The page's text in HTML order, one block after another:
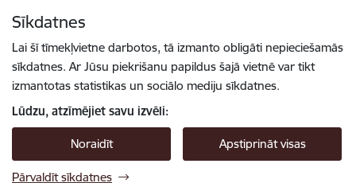
Sīkdatnes
Lai šī tīmekļvietne darbotos, tā izmanto obligāti nepieciešamās
sīkdatnes. Ar Jūsu piekrišanu papildus šajā vietnē var tikt
izmantotas statistikas un sociālo mediju sīkdatnes.
Lūdzu, atzīmējiet savu izvēli:
Noraidīt Apstiprināt visas
Pārvaldīt sīkdatnes